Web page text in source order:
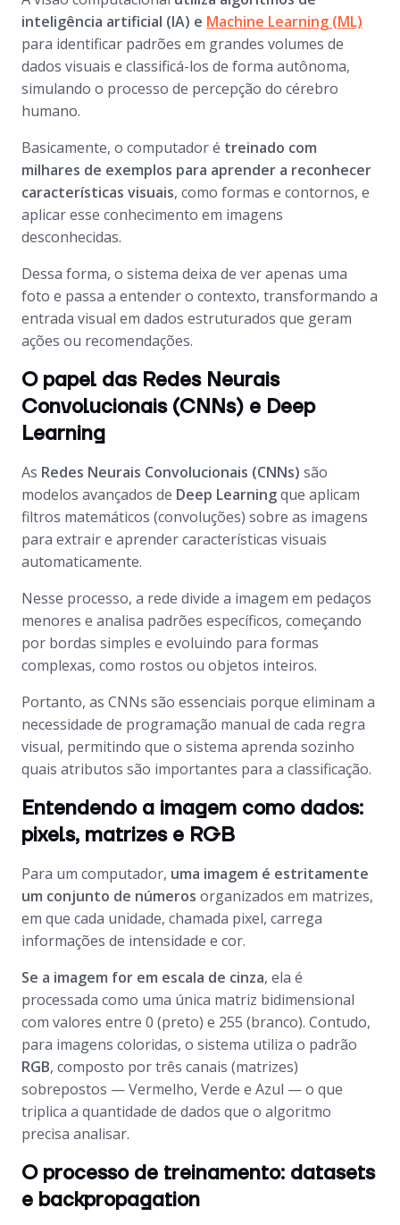
inteligência artificial (IA) e Machine Learning (ML)
para identificar padrões em grandes volumes de
dados visuais e classificá-los de forma autônoma,
simulando o processo de percepção do cérebro
humano.
Basicamente, o computador é treinado com
milhares de exemplos para aprender a reconhecer
características visuais, como formas e contornos, e
aplicar esse conhecimento em imagens
desconhecidas.
Dessa forma, o sistema deixa de ver apenas uma
foto e passa a entender o contexto, transformando a
entrada visual em dados estruturados que geram
ações ou recomendações.
O papel das Redes Neurais
Convolucionais (CNNs) e Deep
Learning
As Redes Neurais Convolucionais (CNNs) são
modelos avançados de Deep Learningque aplicam
filtros matemáticos (convoluções) sobre as imagens
para extrair e aprender características visuais
automaticamente.
Nesse processo, a rede divide a imagem em pedaços
menores e analisa padrões específicos, começando
por bordas simples e evoluindo para formas
complexas, como rostos ou objetos inteiros.
Portanto, as CNNs são essenciais porque eliminam a
necessidade de programação manual de cada regra
visual, permitindo que o sistema aprenda sozinho
quais atributos são importantes para a classificação.
Entendendo a imagem como dados:
pixels, matrizes e RGB
Para um computador, uma imagem é estritamente
um conjunto de números organizados em matrizes,
em que cada unidade, chamada pixel, carrega
informações de intensidade e cor.
Se a imagem for em escala de cinza, ela é
processada como uma única matriz bidimensional
com valores entre 0 (preto) e 255 (branco). Contudo,
para imagens coloridas, o sistema utiliza o padrão
RGB, composto por três canais (matrizes)
sobrepostos — Vermelho, Verde e Azul — o que
triplica a quantidade de dados que o algoritmo
precisa analisar.
O processo de treinamento: datasets
e backpropagation